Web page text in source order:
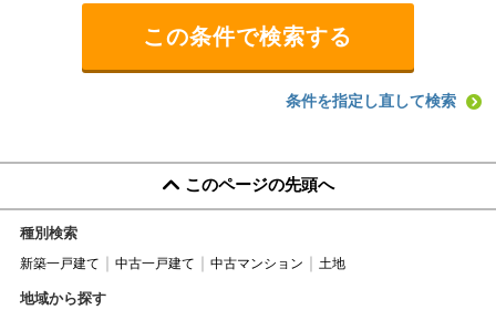
条件を指定し直して検索
このページの先頭へ
種別検索
新築一戸建て 中古一戸建て 中古マンション 土地
地域から探す